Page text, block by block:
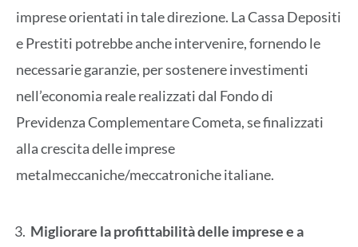
imprese orientati in tale direzione. La Cassa Depositi
e Prestiti potrebbe anche intervenire, fornendo le
necessarie garanzie, per sostenere investimenti
nell’economia reale realizzati dal Fondo di
Previdenza Complementare Cometa, se finalizzati
alla crescita delle imprese
metalmeccaniche/meccatroniche italiane.
Migliorare la profittabilità delle imprese e a